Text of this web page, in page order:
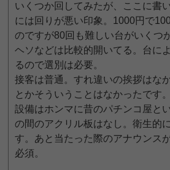
いくつか回してみたが、ここに書
には回りが悪い印象。1000円で
のですが80回も難しい台がいくつ
ヘソなどは比較的開いてる。台に
るので選別は必要。
接客は普通。すれ違いの挨拶はな
とかそういうことはなかったです。
設備はホンマに昔のパチンコ屋と
の間のアクリル板はなし。衛生的
す。あと当たった際のアナウンス
必須。